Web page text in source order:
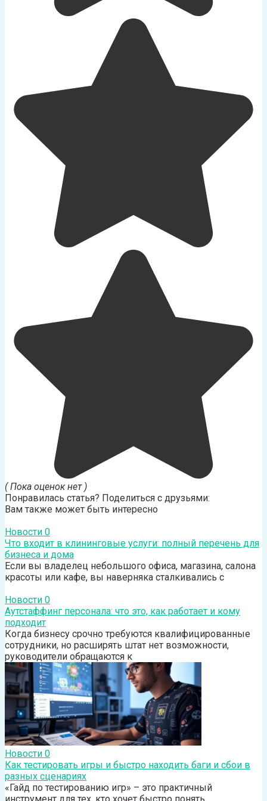
( Пока оценок нет )
Понравилась статья? Поделиться с друзьями:
Вам также может быть интересно
Новости 0
Что входит в клининговые услуги: полный перечень для
бизнеса и дома
Если вы владелец небольшого офиса, магазина, салона
красоты или кафе, вы наверняка сталкивались с
Новости 0
Аутстаффинг персонала: что это, как работает и кому
подходит
Когда бизнесу срочно требуются квалифицированные
сотрудники, но расширять штат нет возможности,
руководители обращаются к
Новости 0
Как тестировать игры и быстро находить баги и сбои в
разных сценариях
«Гайд по тестированию игр» – это практичный